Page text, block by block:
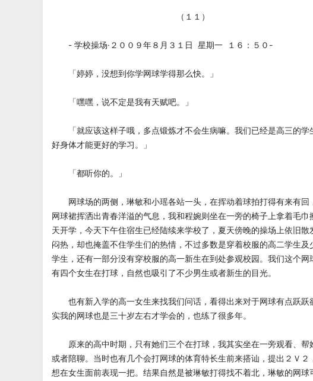
（１１）
- 学校操场·２００９年８月３１日 星期一 １６：５０-
「婷婷，没想到你学网球学得那么快。」
「嘿嘿，说不定是我有天赋吧。」
「就应该这样子哦，多点锻炼才不会生病嘛。我们已经是高三的学
好身体才能更好的学习。」
「都听你的。」
网球场的两侧，琳敏和小瑶各站一头，在挥动着球拍打得有来有回
网球裙挥洒出青春洋溢的气息，我和程婉则坐在一旁的椅子上拿着毛巾
天开学，今天下午住宿生已经陆续来学校了，夏天傍晚的操场上依旧散
闷热，却也掩盖不住学生们的热情，不过多数是穿着校服的高二学生及
学生，还有一部分没有穿校服的高一新生在到处参观校园。我们这个网
有四个女生在打球，自然也吸引了不少男生或者新生的目光。
也有新入学的高一女生来找我们问话，看得出来对于网球有点跃跃
实我的网球也是三十岁左右才学会的，也练了很多年。
原来的高中时期，只有她们三个在打球，我其实坐在一旁观看、帮
或者陪聊。当时也有几个会打网球的体育特长生前来搭讪，提出２Ｖ２
想在女生面前表现一把。结果自然是被琳敏打得找不着北，琳敏的网球